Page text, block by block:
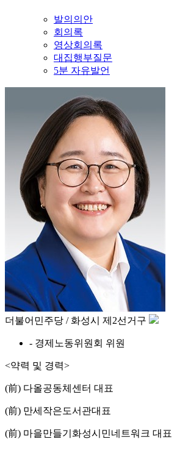
발의의안
회의록
영상회의록
대집행부질문
5분 자유발언
더불어민주당 / 화성시 제2선거구
- 경제노동위원회 위원
<약력 및 경력>
(前) 다올공동체센터 대표
(前) 만세작은도서관대표
(前) 마을만들기화성시민네트워크 대표